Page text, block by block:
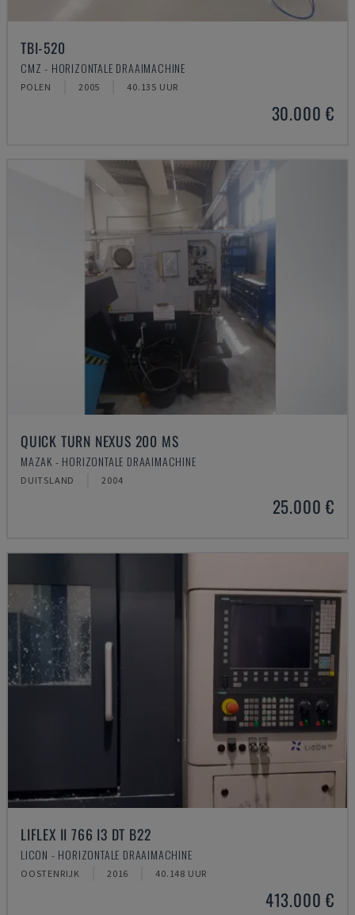
TBI-520
CMZ - HORIZONTALE DRAAIMACHINE
POLEN 2005 40.135 UUR
30.000 €
QUICK TURN NEXUS 200 MS
MAZAK - HORIZONTALE DRAAIMACHINE
DUITSLAND 2004
25.000 €
LIFLEX II 766 I3 DT B22
LICON - HORIZONTALE DRAAIMACHINE
OOSTENRIJK 2016 40.148 UUR
413.000 €